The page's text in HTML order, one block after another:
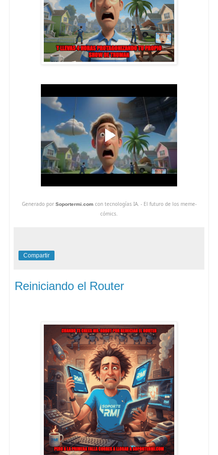
Generado por Soportermi.comcon tecnologías IA. - El futuro de los meme-
cómics.
Compartir
Reiniciando el Router